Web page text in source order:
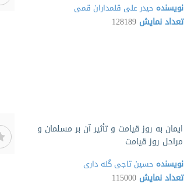
نویسنده حیدر علی قلمداران قمی
تعداد نمایش 128189
ایمان به روز قیامت و تأثیر آن بر مسلمان و
مراحل روز قیامت
نویسنده حسین تاجی گله داری
تعداد نمایش 115000